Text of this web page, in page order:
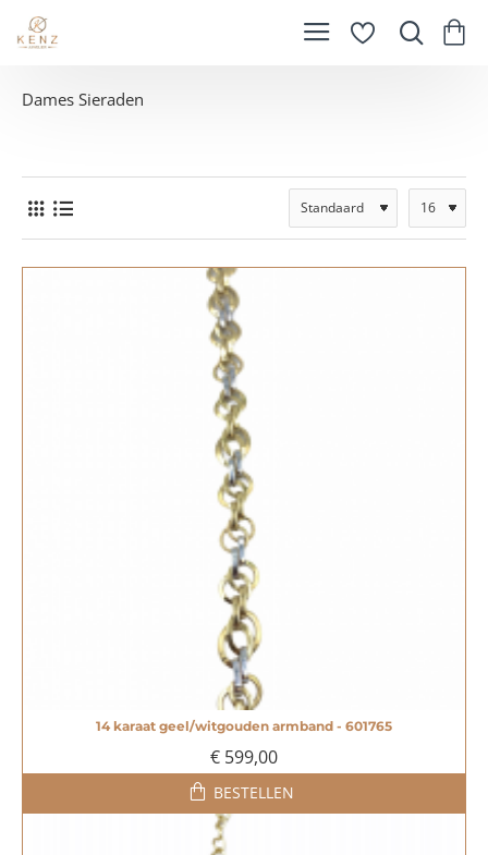
Dames Sieraden
14 karaat geel/witgouden armband - 601765
€ 599,00
BESTELLEN